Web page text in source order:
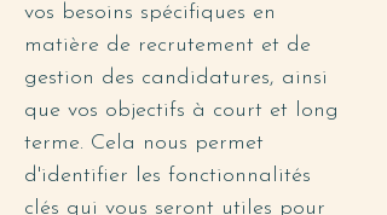
vos besoins spécifiques en
matière de recrutement et de
gestion des candidatures, ainsi
que vos objectifs à court et long
terme. Cela nous permet
d'identifier les fonctionnalités
clés qui vous seront utiles pour